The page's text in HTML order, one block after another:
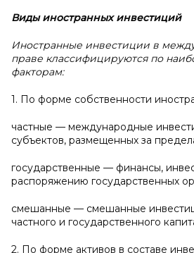
Виды иностранных инвестиций
Иностранные инвестиции в
праве классифицируются по
факторам:
1. По форме собственности
частные — международные
субъектов, размещенных за
государственные — финансы,
распоряжению государственных
смешанные — смешанные
частного и государственного
2. По форме активов в составе